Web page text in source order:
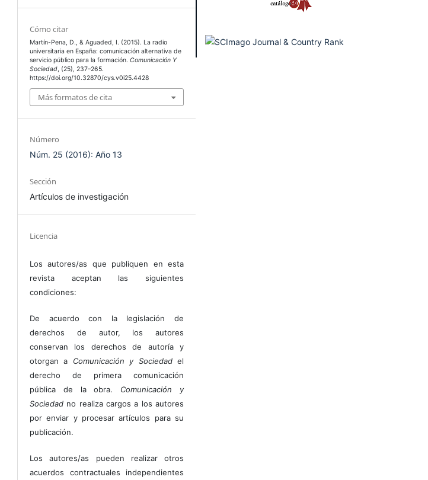
Cómo citar
Martín-Pena, D., & Aguaded, I. (2015). La radio
universitaria en España: comunicación alternativa de
servicio público para la formación.Comunicación Y
Sociedad, (25), 237–265.
https://doi.org/10.32870/cys.v0i25.4428
Más formatos de cita
Número
Núm. 25 (2016): Año 13
Sección
Artículos de investigación
Licencia
Los autores/as que publiquen en esta
revista aceptan las siguientes
condiciones:
De acuerdo con la legislación de
derechos de autor, los autores
conservan los derechos de autoría y
otorgan a Comunicación y Sociedadel
derecho de primera comunicación
pública de la obra. Comunicación y
Sociedad no realiza cargos a los autores
por enviar y procesar artículos para su
publicación.
Los autores/as pueden realizar otros
acuerdos contractuales independientes